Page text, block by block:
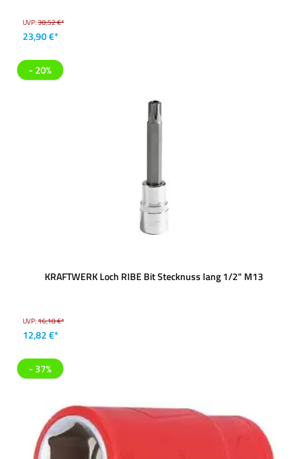
UVP:38,52 €*
23,90 €*
- 20%
KRAFTWERK Loch RIBE Bit Stecknuss lang 1/2" M13
UVP:16,18 €*
12,82 €*
- 37%